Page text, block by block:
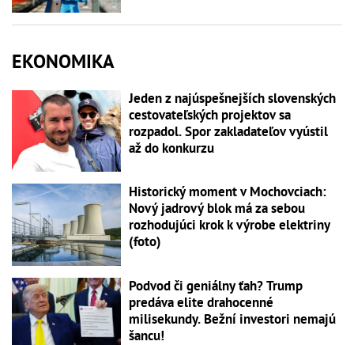
EKONOMIKA
Jeden z najúspešnejších slovenských
cestovateľských projektov sa
rozpadol. Spor zakladateľov vyústil
až do konkurzu
Historický moment v Mochovciach:
Nový jadrový blok má za sebou
rozhodujúci krok k výrobe elektriny
(foto)
Podvod či geniálny ťah? Trump
predáva elite drahocenné
milisekundy. Bežní investori nemajú
šancu!